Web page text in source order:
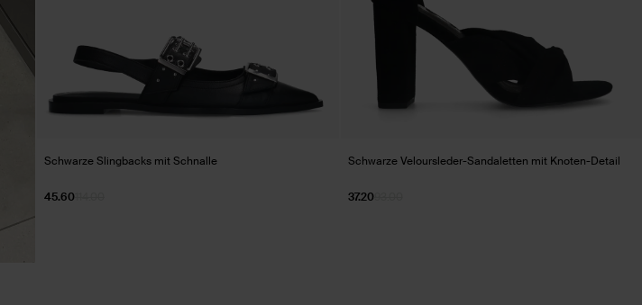
Schwarze Slingbacks mit Schnalle
45.60
Schwarze Veloursleder-Sandaletten mit Knoten-Detail
93.00
37.20